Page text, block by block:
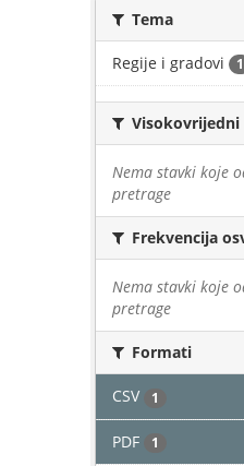
Tema
Regije i gradovi 1
Visokovrijedni
Nema stavki koje
pretrage
Frekvencija
Nema stavki koje
pretrage
Formati
CSV 1
PDF 1